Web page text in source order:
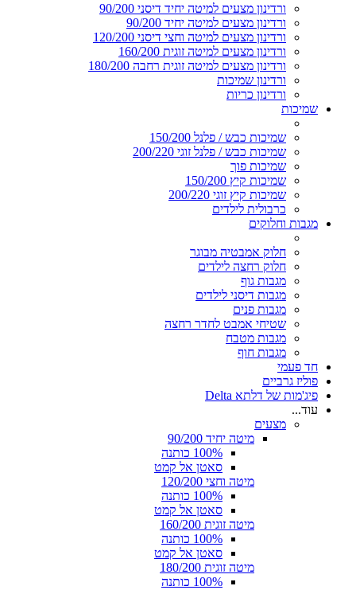
ורדינון מצעים למיטה יחיד דיסני 90/200
ורדינון מצעים למיטה יחיד 90/200
ורדינון מצעים למיטה וחצי דיסני 120/200
ורדינון מצעים למיטה זוגית 160/200
ורדינון מצעים למיטה זוגית רחבה 180/200
ורדינון שמיכות
ורדינון כריות
שמיכות
שמיכות כבש / פלנל 150/200
שמיכות כבש / פלנל זוגי 200/220
שמיכות פוך
שמיכות קיץ 150/200
שמיכות קיץ זוגי 200/220
כרבולית לילדים
מגבות וחלוקים
חלוק אמבטיה מבוגר
חלוק רחצה לילדים
מגבות גוף
מגבות דיסני לילדים
מגבות פנים
שטיחי אמבט לחדר רחצה
מגבות מטבח
מגבות חוף
חד פעמי
פוליז גרביים
פיג'מות של דלתא Delta
עוד...
מצעים
מיטה יחיד 90/200
100% כותנה
סאטן אל קמט
מיטה וחצי 120/200
100% כותנה
סאטן אל קמט
מיטה זוגית 160/200
100% כותנה
סאטן אל קמט
מיטה זוגית 180/200
100% כותנה